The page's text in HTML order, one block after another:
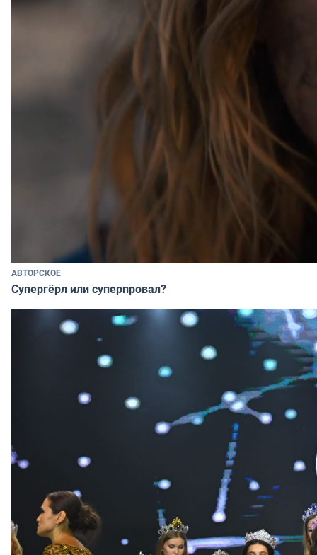
АВТОРСКОЕ
Супергёрл или суперпровал?